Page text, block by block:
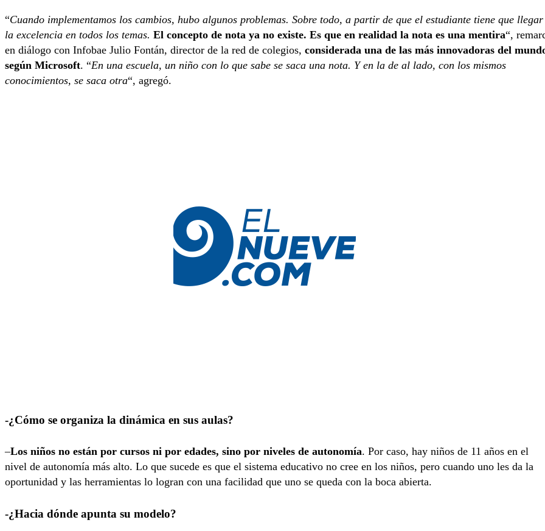
“Cuando implementamos los cambios, hubo algunos problemas. Sobre todo, a partir de que el estudiante tiene que
la excelencia en todos los temas. El concepto de nota ya no existe. Es que en realidad la nota es una mentira“,
en diálogo con Infobae Julio Fontán, director de la red de colegios, considerada una de las más innovadoras del
según Microsoft. “En una escuela, un niño con lo que sabe se saca una nota. Y en la de al lado, con los mismos
conocimientos, se saca otra“, agregó.
-¿Cómo se organiza la dinámica en sus aulas?
–Los niños no están por cursos ni por edades, sino por niveles de autonomía. Por caso, hay niños de 11 años en el
nivel de autonomía más alto. Lo que sucede es que el sistema educativo no cree en los niños, pero cuando uno les da la
oportunidad y las herramientas lo logran con una facilidad que uno se queda con la boca abierta.
-¿Hacia dónde apunta su modelo?